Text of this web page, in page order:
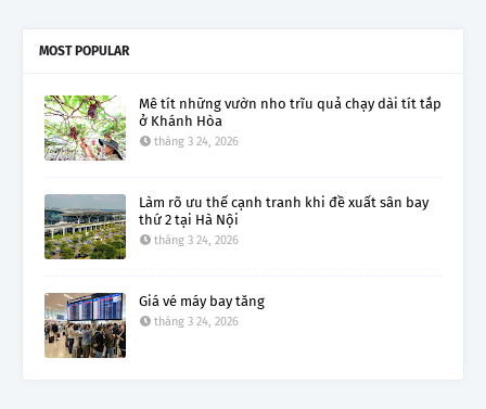
MOST POPULAR
Mê tít những vườn nho trĩu quả chạy dài tít tắp
ở Khánh Hòa
tháng 3 24, 2026
Làm rõ ưu thế cạnh tranh khi đề xuất sân bay
thứ 2 tại Hà Nội
tháng 3 24, 2026
Giá vé máy bay tăng
tháng 3 24, 2026